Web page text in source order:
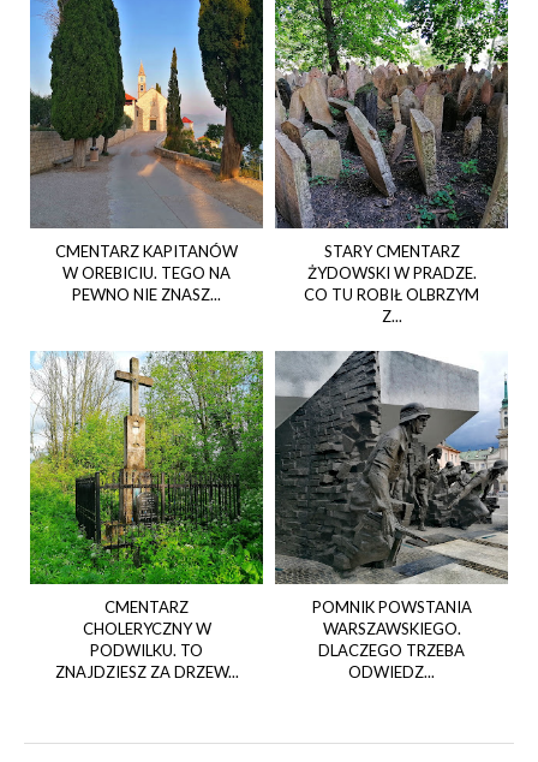
CMENTARZ KAPITANÓW
W OREBICIU. TEGO NA
PEWNO NIE ZNASZ...
STARY CMENTARZ
ŻYDOWSKI W PRADZE.
CO TU ROBIŁ OLBRZYM
Z...
CMENTARZ
CHOLERYCZNY W
PODWILKU. TO
ZNAJDZIESZ ZA DRZEW...
POMNIK POWSTANIA
WARSZAWSKIEGO.
DLACZEGO TRZEBA
ODWIEDZ...